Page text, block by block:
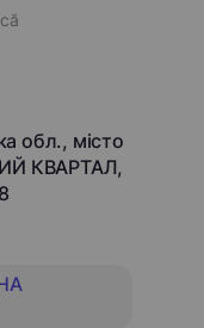
обл., місто
КВАРТАЛ,